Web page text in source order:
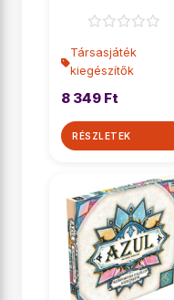
Társasjáték
kiegészítők
8 349 Ft
RÉSZLETEK